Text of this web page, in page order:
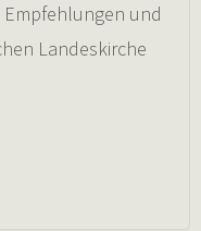
und
Landeskirche